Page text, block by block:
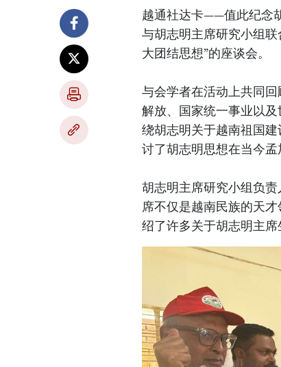
越通社达卡——值此纪念
与胡志明主席研究小组
大团结思想”的座谈会。
与会学者在活动上共同
解放、国家统一事业以
绕胡志明关于越南祖国
讨了胡志明思想在当今孟
胡志明主席研究小组负
席不仅是越南民族的天
绍了许多关于胡志明主席